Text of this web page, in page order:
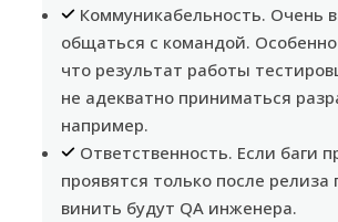
Коммуникабельность. Очень
общаться с командой.
что результат работы
не адекватно приниматься
например.
Ответственность. Если баги
проявятся только после релиза
винить будут QA инженера.